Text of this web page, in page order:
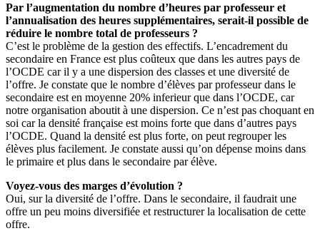
Par l’augmentation du nombre d’heures par professeur et
l’annualisation des heures supplémentaires, serait-il possible de
réduire le nombre total de professeurs ?
C’est le problème de la gestion des effectifs. L’encadrement du
secondaire en France est plus coûteux que dans les autres pays de
l’OCDE car il y a une dispersion des classes et une diversité de
l’offre. Je constate que le nombre d’élèves par professeur dans le
secondaire est en moyenne 20% inferieur que dans l’OCDE, car
notre organisation aboutit à une dispersion. Ce n’est pas choquant en
soi car la densité française est moins forte que dans d’autres pays
l’OCDE. Quand la densité est plus forte, on peut regrouper les
élèves plus facilement. Je constate aussi qu’on dépense moins dans
le primaire et plus dans le secondaire par élève.
Voyez-vous des marges d’évolution ?
Oui, sur la diversité de l’offre. Dans le secondaire, il faudrait une
offre un peu moins diversifiée et restructurer la localisation de cette
offre.